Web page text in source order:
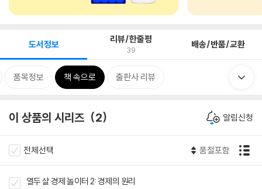
도서정보 리뷰/한줄평
39 배송/반품/교환
품목정보 책 속으로 출판사 리뷰
이 상품의 시리즈 2 알림신청
전체선택 품절포함
열두 살 경제 놀이터 2: 경제의 원리